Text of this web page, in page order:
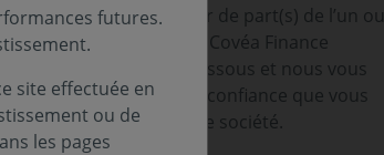
Vous êtes porteur de part(s) de l’un ou
plusieurs OPC de Covéa Finance
mentionnés ci-dessous et nous vous
remercions de la confiance que vous
témoignez à notre société.
futures.
site effectuée en
ou de
les pages